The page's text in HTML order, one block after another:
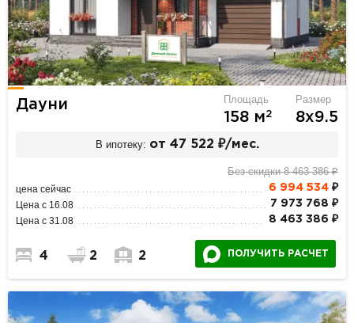
Дауни Площадь
158 м2
Размер
8х9.5
В ипотеку: от 47 522 ₽/мес.
Без скидки 8 463 386 ₽
цена сейчас 6 994 534₽
Цена с 16.08 7 973 768 ₽
Цена с 31.08 8 463 386 ₽
4 2 2 ПОЛУЧИТЬ РАСЧЕТ